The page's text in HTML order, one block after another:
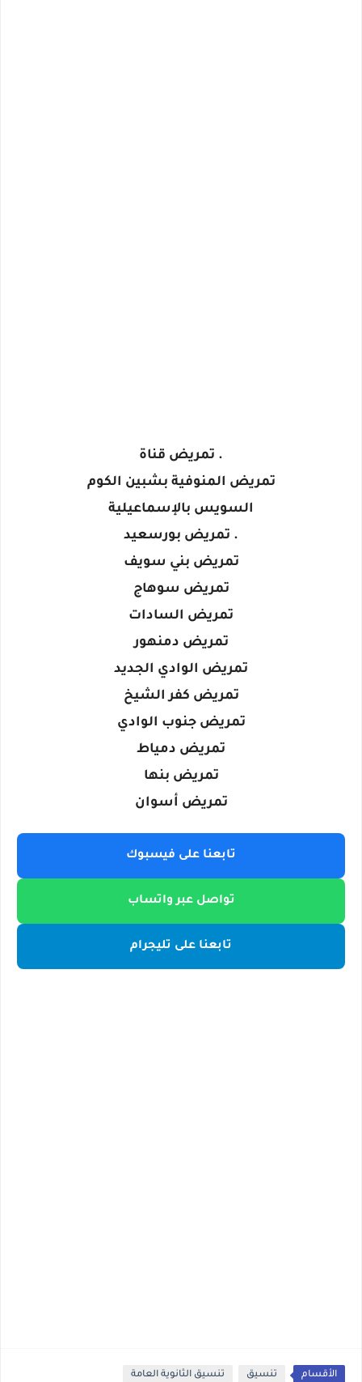
. تمريض قناة
تمريض المنوفية بشبين الكوم
السويس بالإسماعيلية
. تمريض بورسعيد
تمريض بني سويف
تمريض سوهاج
تمريض السادات
تمريض دمنهور
تمريض الوادي الجديد
تمريض كفر الشيخ
تمريض جنوب الوادي
تمريض دمياط
تمريض بنها
تمريض أسوان
تابعنا على فيسبوك
تواصل عبر واتساب
تابعنا على تليجرام
الأقسام تنسيق تنسيق الثانوية العامة